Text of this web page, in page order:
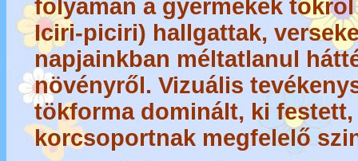
folyamán a gyermekek
Iciri-piciri) hallgattak,
napjainkban méltatlanul
növényről. Vizuális
tökforma dominált, ki
korcsoportnak megfelelő